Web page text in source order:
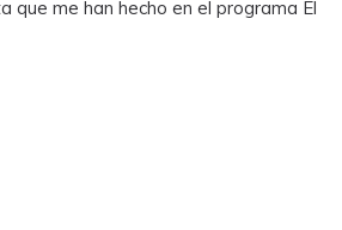
que me han hecho en el programa El